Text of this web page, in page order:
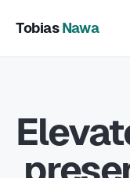
TobiasNawa